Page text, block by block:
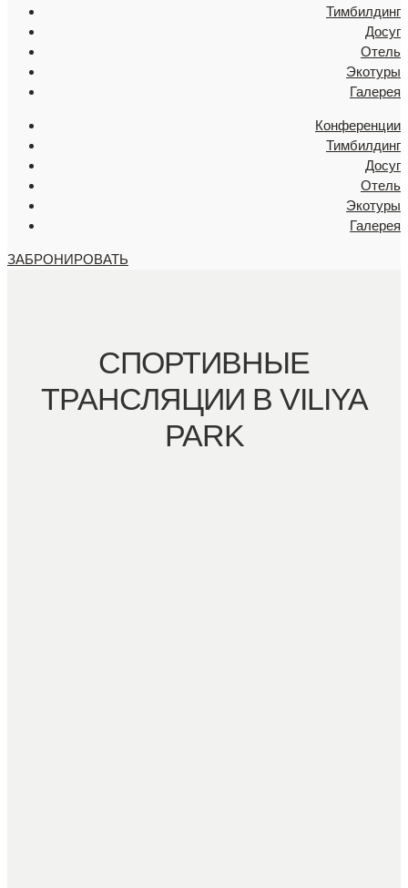
Тимбилдинг
Досуг
Отель
Экотуры
Галерея
Конференции
Тимбилдинг
Досуг
Отель
Экотуры
Галерея
ЗАБРОНИРОВАТЬ
СПОРТИВНЫЕ
ТРАНСЛЯЦИИ В VILIYA
PARK